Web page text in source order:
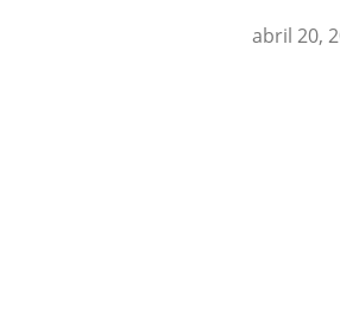
abril 20,